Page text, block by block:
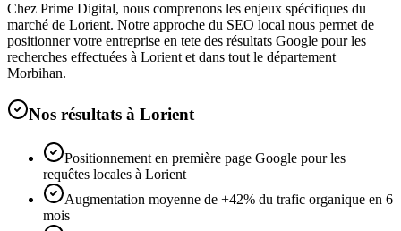
Chez Prime Digital, nous comprenons les enjeux spécifiques du
marché de Lorient. Notre approche du SEO local nous permet de
positionner votre entreprise en tete des résultats Google pour les
recherches effectuées à Lorient et dans tout le département
Morbihan.
Nos résultats à Lorient
Positionnement en première page Google pour les
requêtes locales à Lorient
Augmentation moyenne de +42% du trafic organique en 6
mois